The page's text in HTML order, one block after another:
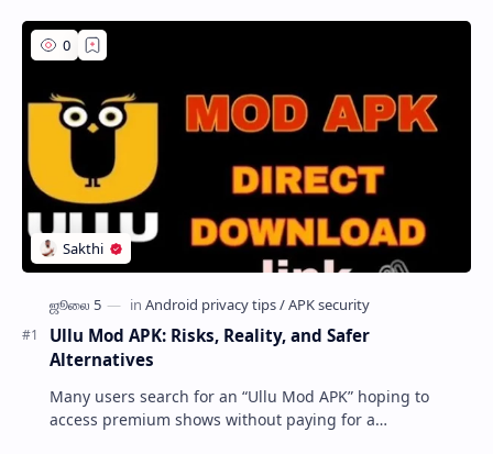
Ullu Mod APK: Risks, Reality, and Safer
Alternatives
Many users search for an “Ullu Mod APK” hoping to
access premium shows without paying for a